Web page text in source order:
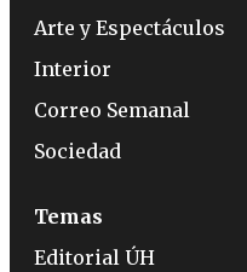
Arte y Espectáculos
Interior
Correo Semanal
Sociedad
Temas
Editorial ÚH